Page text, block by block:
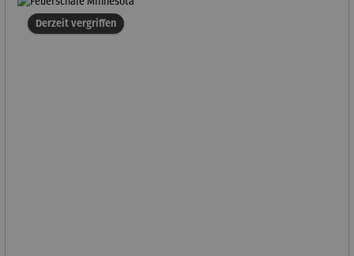
Derzeit vergriffen